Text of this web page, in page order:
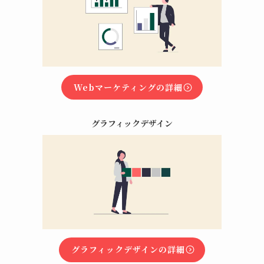
Webマーケティングの詳細
グラフィックデザイン
グラフィックデザインの詳細